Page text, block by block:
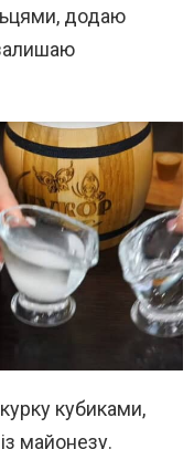
додаю
кубиками,
майонезу.